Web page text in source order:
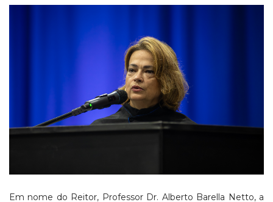
Em nome do Reitor, Professor Dr. Alberto Barella Netto, a